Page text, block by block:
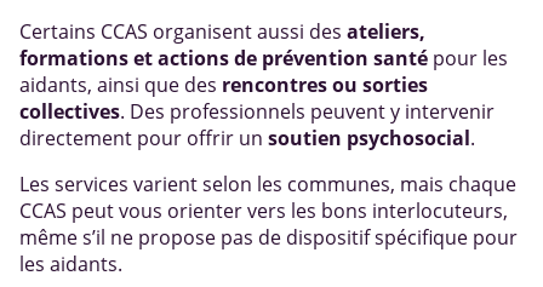
Certains CCAS organisent aussi des ateliers,
formations et actions de prévention santé pour les
aidants, ainsi que des rencontres ou sorties
collectives. Des professionnels peuvent y intervenir
directement pour offrir un soutien psychosocial.
Les services varient selon les communes, mais chaque
CCAS peut vous orienter vers les bons interlocuteurs,
même s’il ne propose pas de dispositif spécifique pour
les aidants.